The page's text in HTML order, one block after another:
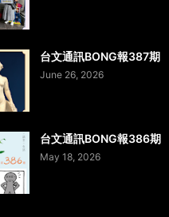
台文通訊BONG報387期
June 26, 2026
台文通訊BONG報386期
May 18, 2026